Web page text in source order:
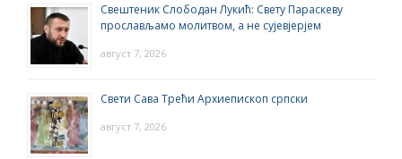
Свештеник Слободан Лукић: Свету Параскеву
прослављамо молитвом, а не сујевјерјем
август 7, 2026
Свети Сава Трећи Архиепископ српски
август 7, 2026